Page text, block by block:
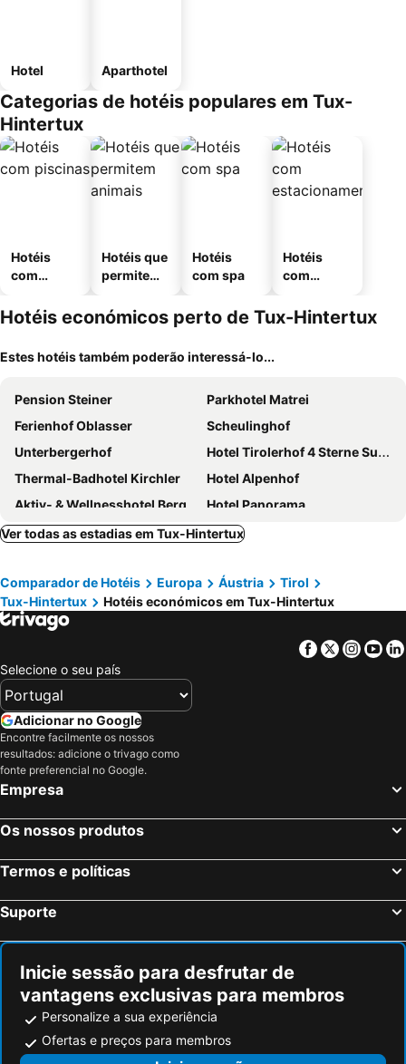
Hotel Aparthotel
Categorias de hotéis populares em Tux-
Hintertux
Hotéis
com
Hotéis que
permitem
Hotéis
com spa
Hotéis
com
mento
Hotéis económicos perto de Tux-Hintertux
Estes hotéis também poderão interessá-lo...
Pension Steiner
Parkhotel Matrei
Ferienhof Oblasser
Scheulinghof
Unterbergerhof
Hotel Tirolerhof 4 Sterne Superior
Thermal-Badhotel Kirchler
Hotel Alpenhof
Aktiv- & Wellnesshotel Bergfried
Hotel Panorama
Hotel Bergkristall Zillertal
Hotel Ländenhof Superior
ZillergrundRock Luxury Mountain Resort
St. Michael Alpin Retreat
Gasthof Thanner
Smarthotel Brenner24
Theresa Wellness-Genießer-Hotel
Ver todas as estadias em Tux-Hintertux
Comparador de Hotéis Europa Áustria
Tirol
Tux-Hintertux
Hotéis económicos em Tux-Hintertux
Facebook
Twitter
Selecione o seu país
Adicionar no Google
Encontre facilmente os nossos
resultados: adicione o trivago como
fonte preferencial no Google.
Empresa
Os nossos produtos
Termos e políticas
Suporte
Inicie sessão para desfrutar de
vantagens exclusivas para membros
Personalize a sua experiência
Ofertas e preços para membros